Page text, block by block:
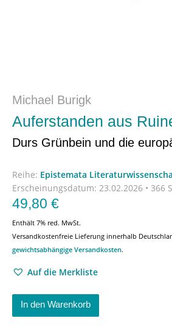
Michael Burigk
Auferstanden aus
Durs Grünbein und die
Reihe: Epistemata
Erscheinungsdatum: 23.02.2026 • 366
49,80 €
Enthält 7% red. MwSt.
Versandkostenfreie Lieferung innerhalb
gewichtsabhängige Versandkosten.
Auf die Merkliste
In den Warenkorb